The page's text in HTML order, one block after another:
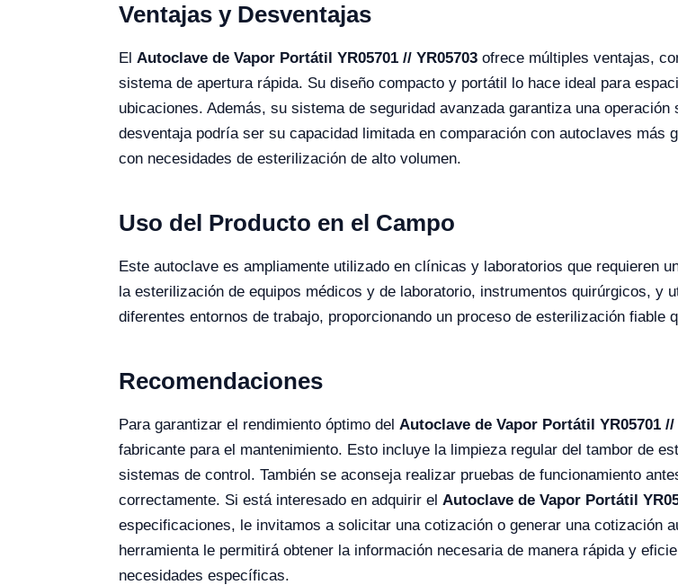
Ventajas y Desventajas
El Autoclave de Vapor Portátil YR05701 // YR05703 ofrece múltiples ventajas,
sistema de apertura rápida. Su diseño compacto y portátil lo hace ideal para
ubicaciones. Además, su sistema de seguridad avanzada garantiza una
desventaja podría ser su capacidad limitada en comparación con autoclaves más
con necesidades de esterilización de alto volumen.
Uso del Producto en el Campo
Este autoclave es ampliamente utilizado en clínicas y laboratorios que requieren
la esterilización de equipos médicos y de laboratorio, instrumentos quirúrgicos, y
diferentes entornos de trabajo, proporcionando un proceso de esterilización fiable
Recomendaciones
Para garantizar el rendimiento óptimo del Autoclave de Vapor Portátil YR05701 //
fabricante para el mantenimiento. Esto incluye la limpieza regular del tambor de
sistemas de control. También se aconseja realizar pruebas de funcionamiento
correctamente. Si está interesado en adquirir el Autoclave de Vapor Portátil
especificaciones, le invitamos a solicitar una cotización o generar una cotización
herramienta le permitirá obtener la información necesaria de manera rápida y
necesidades específicas.